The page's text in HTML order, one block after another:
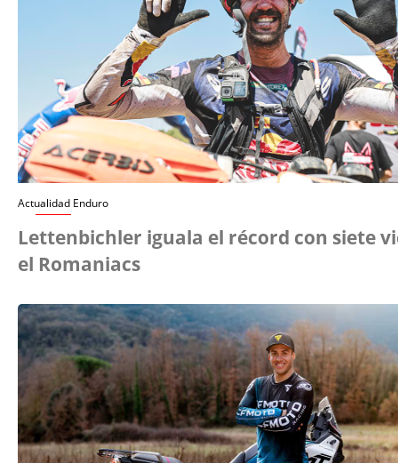
Actualidad Enduro
Lettenbichler iguala el récord con siete
el Romaniacs